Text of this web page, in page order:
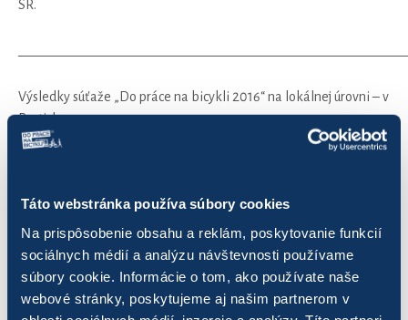
Táto webstránka používa súbory cookies
Na prispôsobenie obsahu a reklám, poskytovanie funkcií
sociálnych médií a analýzu návštevnosti používame
súbory cookie. Informácie o tom, ako používate naše
webové stránky, poskytujeme aj našim partnerom v
SR.
Výsledky súťaže „Do práce na bicykli 2016“ na lokálnej úrovni – v
Bratislave
Cyklo-turistický klub GBELY – 4 579,29 km
členovia tímu:
1. Janka Dermeková